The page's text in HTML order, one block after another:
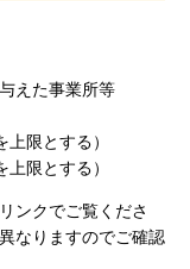
えた事業所等
限とする）
限とする）
ンクでご覧くださ
なりますのでご確認